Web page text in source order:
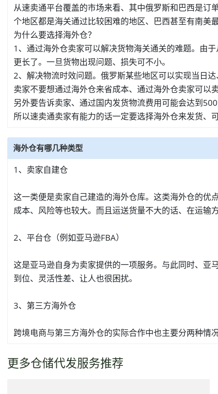
从速卖通平台覆盖的市场来看、其中俄罗斯和巴西是订
个地区都是海关通过比较困难的地区、巴西甚至有南美
为什么要选择海外仓？
1、通过海外仓卖家可以解决货物海关通关的难题。由
更长了。一旦货物出现问题、损失可不小。
2、解决物流时效问题。俄罗斯某些地区可以实现当日
卖家不要想通过海外仓来省成本、通过海外仓卖家可以
另外要告诉卖家、通过国内发货物流费用可能会达到
所以速卖通卖家有能力的话一定要选择海外仓来发货、
海外仓有哪几种类型
1、卖家自建仓
这一类便是卖家自己建造的海外仓库。这类海外仓的优
成本、风险等也较大。而且运送货量不大的话、在运输
2、平台仓（例如亚马逊FBA）
这是亚马逊自身为卖家提供的一项服务。与此同时、亚
到位、灵活性差、让人也很困扰。
3、第三方海外仓
跨境电商与第三方海外仓的实际合作中也主要分两种情况
更多仓储代发服务推荐